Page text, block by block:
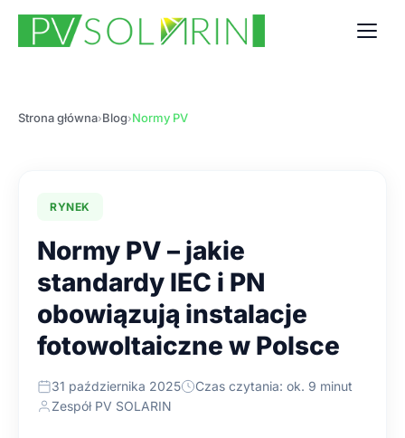
Strona główna›Blog›Normy PV
RYNEK
Normy PV – jakie
standardy IEC i PN
obowiązują instalacje
fotowoltaiczne w Polsce
31 października 2025
Czas czytania: ok. 9 minut
Zespół PV SOLARIN